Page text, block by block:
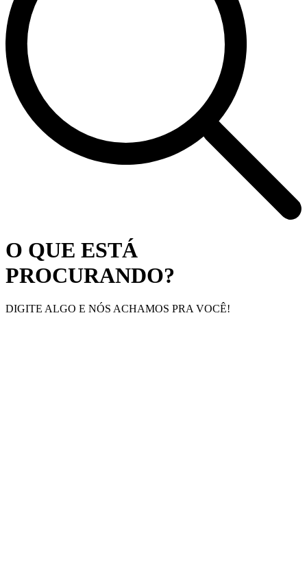
O QUE ESTÁ
PROCURANDO?
DIGITE ALGO E NÓS ACHAMOS PRA VOCÊ!